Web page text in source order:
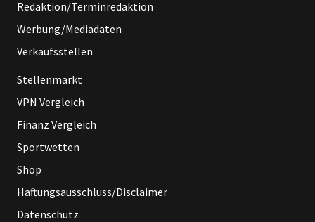
Redaktion/Terminredaktion
Werbung/Mediadaten
Verkaufsstellen
Stellenmarkt
VPN Vergleich
Finanz Vergleich
Sportwetten
Shop
Haftungsausschluss/Disclaimer
Datenschutz